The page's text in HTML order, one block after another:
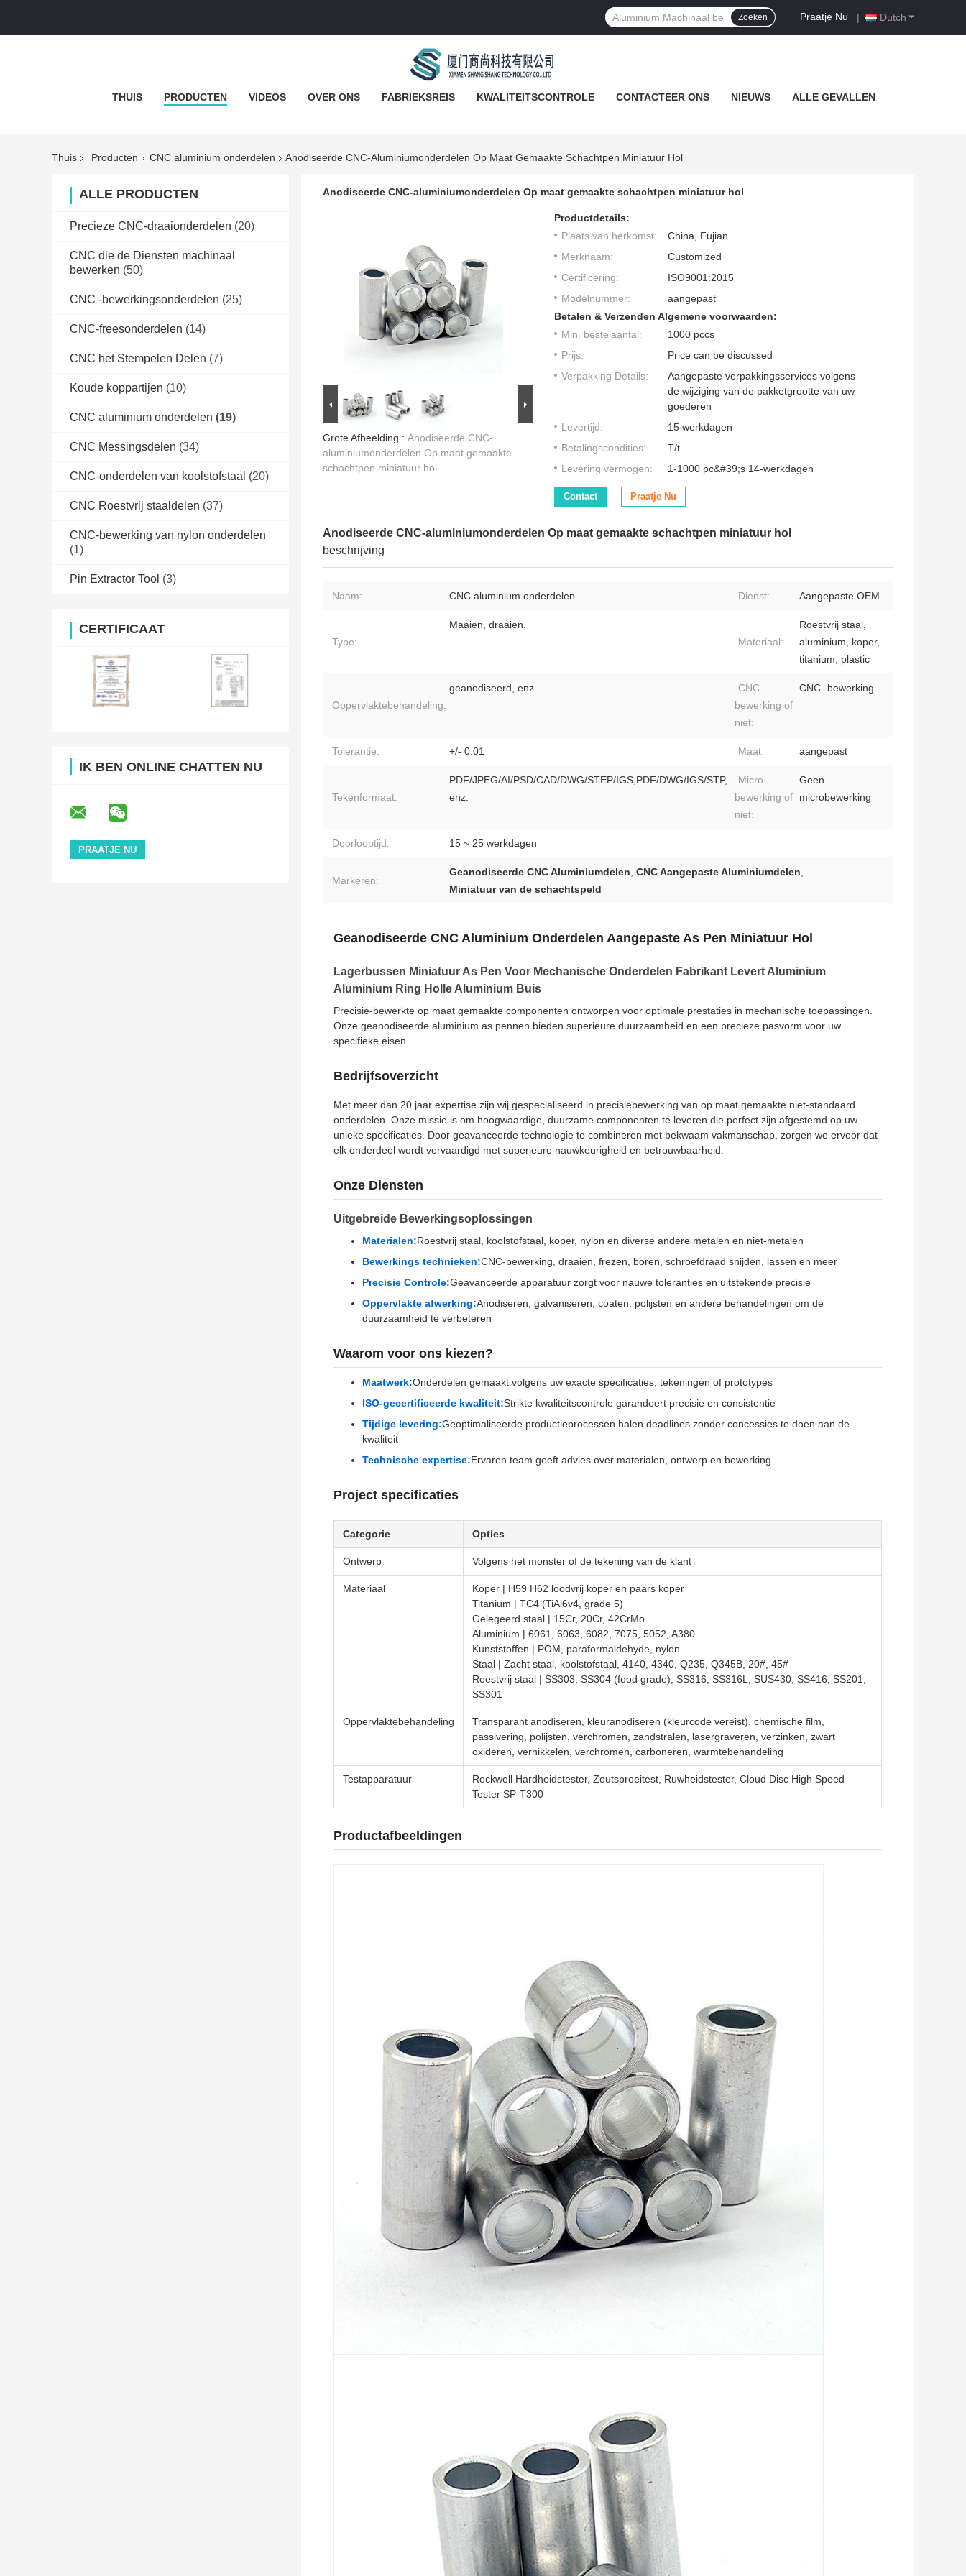
Dutch
Praatje Nu |
Zoeken
THUIS PRODUCTEN VIDEOS OVER ONS FABRIEKSREIS KWALITEITSCONTROLE CONTACTEER ONS NIEUWS ALLE GEVALLEN
Thuis Producten CNC aluminium onderdelen Anodiseerde CNC-Aluminiumonderdelen Op Maat Gemaakte Schachtpen Miniatuur Hol
ALLE PRODUCTEN
Precieze CNC-draaionderdelen (20)
CNC die de Diensten machinaal
bewerken (50)
CNC -bewerkingsonderdelen (25)
CNC-freesonderdelen (14)
CNC het Stempelen Delen (7)
Koude koppartijen (10)
CNC aluminium onderdelen (19)
CNC Messingsdelen (34)
CNC-onderdelen van koolstofstaal (20)
CNC Roestvrij staaldelen (37)
CNC-bewerking van nylon onderdelen
(1)
Pin Extractor Tool (3)
CERTIFICAAT
IK BEN ONLINE CHATTEN NU
Anodiseerde CNC-aluminiumonderdelen Op maat gemaakte schachtpen miniatuur hol
Grote Afbeelding : Anodiseerde CNC-
aluminiumonderdelen Op maat gemaakte
schachtpen miniatuur hol
Productdetails:
Plaats van herkomst:
China, Fujian
Merknaam:
Customized
Certificering:
ISO9001:2015
Modelnummer:
aangepast
Betalen & Verzenden Algemene voorwaarden:
Min. bestelaantal:
1000 pccs
Prijs:
Price can be discussed
Verpakking Details:
Aangepaste verpakkingsservices volgens
de wijziging van de pakketgrootte van uw
goederen
Levertijd:
15 werkdagen
Betalingscondities:
T/t
Levering vermogen:
1-1000 pc&#39;s 14-werkdagen
Contact Praatje Nu
Anodiseerde CNC-aluminiumonderdelen Op maat gemaakte schachtpen miniatuur hol
beschrijving
Naam: CNC aluminium onderdelen Dienst: Aangepaste OEM
Type:
Maaien, draaien.
Materiaal:
Roestvrij staal,
aluminium, koper,
titanium, plastic
Oppervlaktebehandeling:
geanodiseerd, enz.
CNC -
bewerking of
niet:
CNC -bewerking
Tolerantie: +/- 0.01 Maat: aangepast
Tekenformaat:
PDF/JPEG/AI/PSD/CAD/DWG/STEP/IGS,PDF/DWG/IGS/STP,
enz.
Micro -
bewerking of
niet:
Geen
microbewerking
Doorlooptijd: 15 ~ 25 werkdagen
Markeren:
Geanodiseerde CNC Aluminiumdelen, CNC Aangepaste Aluminiumdelen,
Miniatuur van de schachtspeld
Geanodiseerde CNC Aluminium Onderdelen Aangepaste As Pen Miniatuur Hol
Lagerbussen Miniatuur As Pen Voor Mechanische Onderdelen Fabrikant Levert Aluminium
Aluminium Ring Holle Aluminium Buis
Precisie-bewerkte op maat gemaakte componenten ontworpen voor optimale prestaties in mechanische toepassingen.
Onze geanodiseerde aluminium as pennen bieden superieure duurzaamheid en een precieze pasvorm voor uw
specifieke eisen.
Bedrijfsoverzicht
Met meer dan 20 jaar expertise zijn wij gespecialiseerd in precisiebewerking van op maat gemaakte niet-standaard
onderdelen. Onze missie is om hoogwaardige, duurzame componenten te leveren die perfect zijn afgestemd op uw
unieke specificaties. Door geavanceerde technologie te combineren met bekwaam vakmanschap, zorgen we ervoor dat
elk onderdeel wordt vervaardigd met superieure nauwkeurigheid en betrouwbaarheid.
Onze Diensten
Uitgebreide Bewerkingsoplossingen
Materialen:Roestvrij staal, koolstofstaal, koper, nylon en diverse andere metalen en niet-metalen
Bewerkings technieken:CNC-bewerking, draaien, frezen, boren, schroefdraad snijden, lassen en meer
Precisie Controle:Geavanceerde apparatuur zorgt voor nauwe toleranties en uitstekende precisie
Oppervlakte afwerking:Anodiseren, galvaniseren, coaten, polijsten en andere behandelingen om de
duurzaamheid te verbeteren
Waarom voor ons kiezen?
Maatwerk:Onderdelen gemaakt volgens uw exacte specificaties, tekeningen of prototypes
ISO-gecertificeerde kwaliteit:Strikte kwaliteitscontrole garandeert precisie en consistentie
Tijdige levering:Geoptimaliseerde productieprocessen halen deadlines zonder concessies te doen aan de
kwaliteit
Technische expertise:Ervaren team geeft advies over materialen, ontwerp en bewerking
Project specificaties
Categorie Opties
Ontwerp Volgens het monster of de tekening van de klant
Materiaal
Koper | H59 H62 loodvrij koper en paars koper
Titanium | TC4 (TiAl6v4, grade 5)
Gelegeerd staal | 15Cr, 20Cr, 42CrMo
Aluminium | 6061, 6063, 6082, 7075, 5052, A380
Kunststoffen | POM, paraformaldehyde, nylon
Staal | Zacht staal, koolstofstaal, 4140, 4340, Q235, Q345B, 20#, 45#
Roestvrij staal | SS303, SS304 (food grade), SS316, SS316L, SUS430, SS416, SS201,
SS301
Oppervlaktebehandeling
Transparant anodiseren, kleuranodiseren (kleurcode vereist), chemische film,
passivering, polijsten, verchromen, zandstralen, lasergraveren, verzinken, zwart
oxideren, vernikkelen, verchromen, carboneren, warmtebehandeling
Testapparatuur
Rockwell Hardheidstester, Zoutsproeitest, Ruwheidstester, Cloud Disc High Speed
Tester SP-T300
Productafbeeldingen